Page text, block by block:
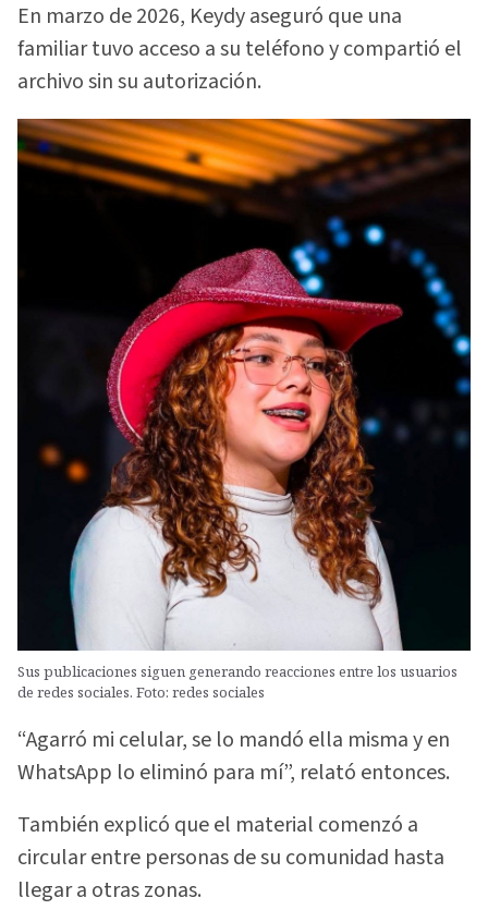
En marzo de 2026, Keydy aseguró que una
familiar tuvo acceso a su teléfono y compartió el
archivo sin su autorización.
Sus publicaciones siguen generando reacciones entre los usuarios
de redes sociales. Foto: redes sociales
“Agarró mi celular, se lo mandó ella misma y en
WhatsApp lo eliminó para mí”, relató entonces.
También explicó que el material comenzó a
circular entre personas de su comunidad hasta
llegar a otras zonas.